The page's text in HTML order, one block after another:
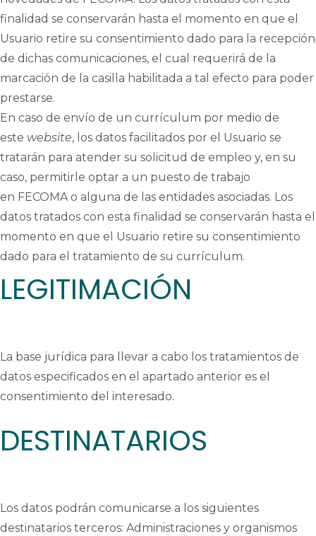
finalidad se conservarán hasta el momento en que el
Usuario retire su consentimiento dado para la recepción
de dichas comunicaciones, el cual requerirá de la
marcación de la casilla habilitada a tal efecto para poder
prestarse.
En caso de envío de un currículum por medio de
este website, los datos facilitados por el Usuario se
tratarán para atender su solicitud de empleo y, en su
caso, permitirle optar a un puesto de trabajo
en FECOMA o alguna de las entidades asociadas. Los
datos tratados con esta finalidad se conservarán hasta el
momento en que el Usuario retire su consentimiento
dado para el tratamiento de su currículum.
LEGITIMACIÓN
La base jurídica para llevar a cabo los tratamientos de
datos especificados en el apartado anterior es el
consentimiento del interesado.
DESTINATARIOS
Los datos podrán comunicarse a los siguientes
destinatarios terceros: Administraciones y organismos